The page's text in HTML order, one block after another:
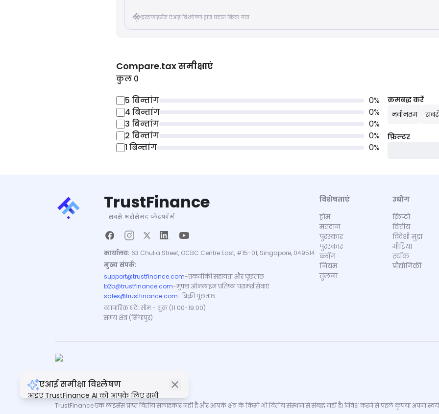
ट्रस्टफाइनेंस एआई विश्लेषण द्वारा प्रदान किया गया
Compare.taxसमीक्षाएं
कुल 0
5 बिन्तांग 0%
4 बिन्तांग 0%
3 बिन्तांग 0%
2 बिन्तांग 0%
1 बिन्तांग 0%
क्रमबद्ध करें
नवीनतम
सबसे
फ़िल्टर
एआई समीक्षा विश्लेषण
आइए TrustFinance AI को आपके लिए सभी
समीक्षाओं का सारांश बनाने दें।
TrustFinance
सबसे भरोसेमंद प्लेटफॉर्म
कार्यालय: 63 Chulia Street, OCBC Centre East, #15-01, Singapore, 049514
मुख्य संपर्क:
support@trustfinance.com-तकनीकी सहायता और पूछताछ
b2b@trustfinance.com-मुफ्त ऑनलाइन प्रतिष्ठा परामर्श सेवाएं
sales@trustfinance.com-बिक्री पूछताछ
व्यापारिक घंटे: सोम - शुक्र (11:00-19:00)
समय क्षेत्र (सिंगापुर)
विशेषताएं
होम
मतदान
पुरस्कार
पुरस्कार
ब्लॉग
नियम
तुलना
उद्योग
क्रिप्टो
वित्तीय
विदेशी मुद्रा
मीडिया
स्टॉक
प्रौद्योगिकी
कॉपीराइट © TrustFinance 2026 | V.2.0
TrustFinance एक लाइसेंस प्राप्त वित्तीय सलाहकार नहीं है और आपके क्षेत्र के किसी भी वित्तीय संस्थान से संबद्ध नहीं है। निवेश करने से पहले कृपया अपना